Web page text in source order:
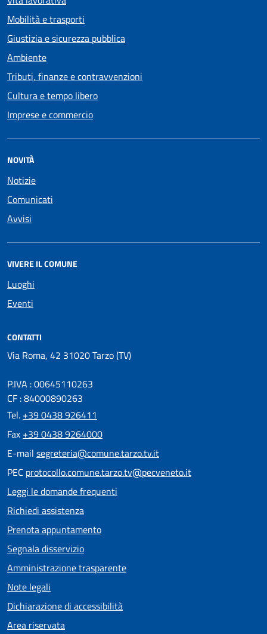
Mobilità e trasporti
Giustizia e sicurezza pubblica
Ambiente
Tributi, finanze e contravvenzioni
Cultura e tempo libero
Imprese e commercio
NOVITÀ
Notizie
Comunicati
Avvisi
VIVERE IL COMUNE
Luoghi
Eventi
CONTATTI
Via Roma, 42 31020 Tarzo (TV)
P.IVA : 00645110263
CF : 84000890263
Tel. +39 0438 926411
Fax +39 0438 9264000
E-mail segreteria@comune.tarzo.tv.it
PEC protocollo.comune.tarzo.tv@pecveneto.it
Leggi le domande frequenti
Richiedi assistenza
Prenota appuntamento
Segnala disservizio
Amministrazione trasparente
Note legali
Dichiarazione di accessibilità
Area riservata